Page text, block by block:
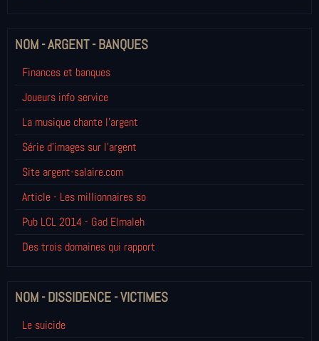
NOM - ARGENT - BANQUES
Finances et banques
Joueurs info service
La musique chante l'argent
Série d'images sur l'argent
Site argent-salaire.com
Article - Les millionnaires so
Pub LCL 2014 - Gad Elmaleh
Des trois domaines qui rapport
NOM - DISSIDENCE - VICTIMES
Le suicide